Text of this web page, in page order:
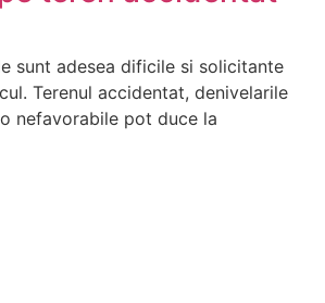
sunt adesea dificile si solicitante
Terenul accidentat, denivelarile
nefavorabile pot duce la